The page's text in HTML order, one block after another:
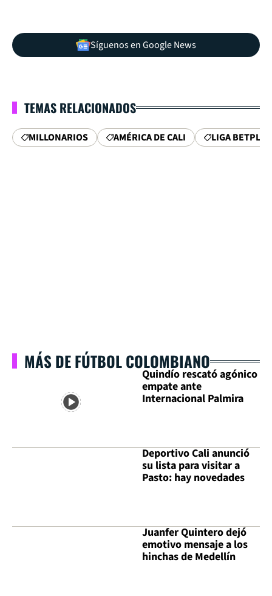
Síguenos en Google News
TEMAS RELACIONADOS
MILLONARIOS AMÉRICA DE CALI LIGA BETPLAY
MÁS DE FÚTBOL COLOMBIANO
Quindío rescató agónico
empate ante
Internacional Palmira
Deportivo Cali anunció
su lista para visitar a
Pasto: hay novedades
Juanfer Quintero dejó
emotivo mensaje a los
hinchas de Medellín